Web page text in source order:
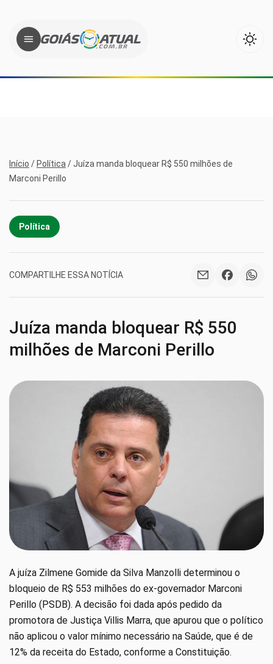
Início / Política / Juíza manda bloquear R$ 550 milhões de
Marconi Perillo
Política
COMPARTILHE ESSA NOTÍCIA
Juíza manda bloquear R$ 550
milhões de Marconi Perillo
A juíza Zilmene Gomide da Silva Manzolli determinou o
bloqueio de R$ 553 milhões do ex-governador Marconi
Perillo (PSDB). A decisão foi dada após pedido da
promotora de Justiça Villis Marra, que apurou que o político
não aplicou o valor mínimo necessário na Saúde, que é de
12% da receita do Estado, conforme a Constituição.